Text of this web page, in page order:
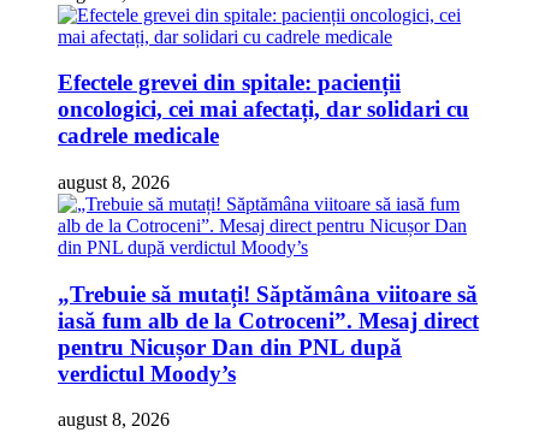
Efectele grevei din spitale: pacienții
oncologici, cei mai afectați, dar solidari cu
cadrele medicale
august 8, 2026
„Trebuie să mutați! Săptămâna viitoare să
iasă fum alb de la Cotroceni”. Mesaj direct
pentru Nicușor Dan din PNL după
verdictul Moody’s
august 8, 2026